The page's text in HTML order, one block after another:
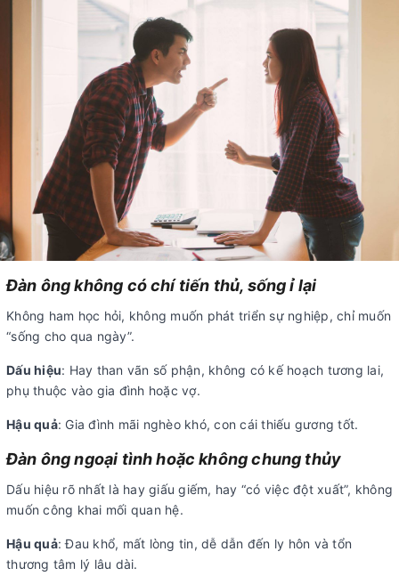
Đàn ông không có chí tiến thủ, sống ỉ lại
Không ham học hỏi, không muốn phát triển sự nghiệp, chỉ muốn
“sống cho qua ngày”.
Dấu hiệu: Hay than vãn số phận, không có kế hoạch tương lai,
phụ thuộc vào gia đình hoặc vợ.
Hậu quả: Gia đình mãi nghèo khó, con cái thiếu gương tốt.
Đàn ông ngoại tình hoặc không chung thủy
Dấu hiệu rõ nhất là hay giấu giếm, hay “có việc đột xuất”, không
muốn công khai mối quan hệ.
Hậu quả: Đau khổ, mất lòng tin, dễ dẫn đến ly hôn và tổn
thương tâm lý lâu dài.